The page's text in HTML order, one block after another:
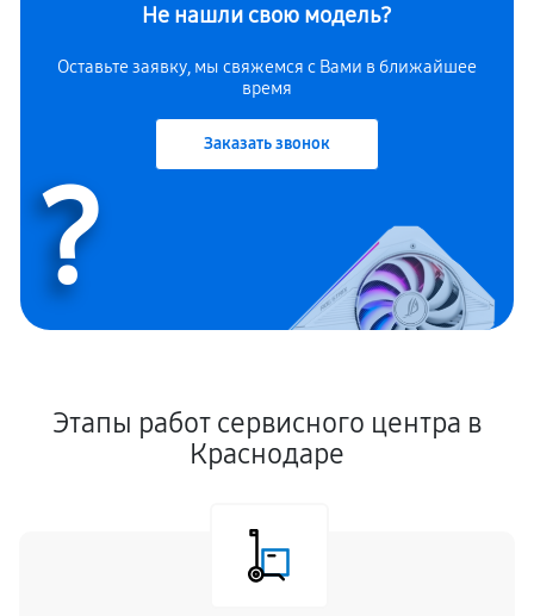
Не нашли свою модель?
Оставьте заявку, мы свяжемся с Вами в ближайшее
время
Заказать звонок
?
Этапы работ сервисного центра в
Краснодаре